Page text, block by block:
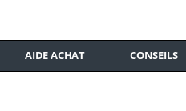
AIDE ACHAT CONSEILS